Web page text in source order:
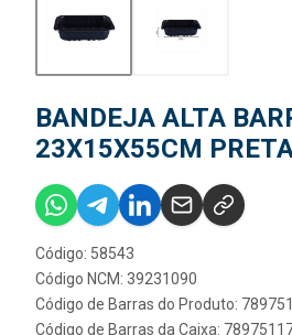
BANDEJA ALTA
23X15X55CM
Código: 58543
Código NCM: 39231090
Código de Barras do Produto:
Código de Barras da Caixa: